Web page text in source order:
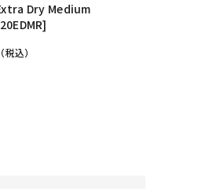
Dry Medium
（税込）